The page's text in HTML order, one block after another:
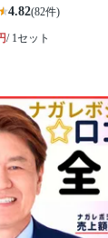
4.82(82件)
/ 1セット